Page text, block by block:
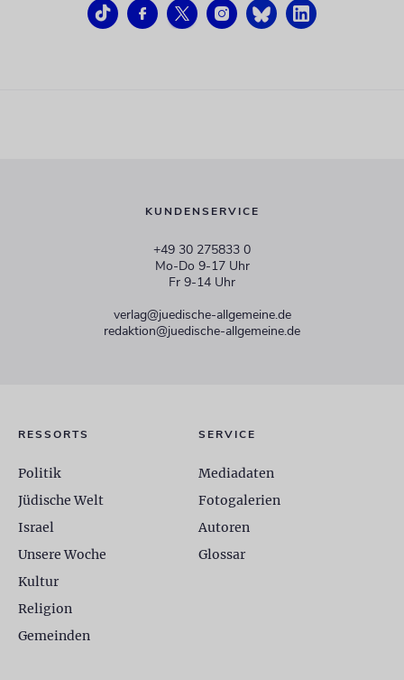
KUNDENSERVICE
+49 30 275833 0
Mo-Do 9-17 Uhr
Fr 9-14 Uhr
verlag@juedische-allgemeine.de
redaktion@juedische-allgemeine.de
RESSORTS
Politik
Jüdische Welt
Israel
Unsere Woche
Kultur
Religion
Gemeinden
SERVICE
Mediadaten
Fotogalerien
Autoren
Glossar